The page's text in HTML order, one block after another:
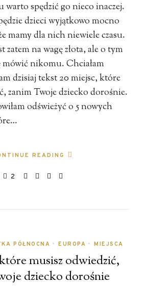
warto spędzić go nieco inaczej.
dzieci wyjątkowo mocno
mamy dla nich niewiele czasu.
zatem na wagę złota, ale o tym
mówić nikomu. Chciałam
dzisiaj tekst 20 miejsc, które
zanim Twoje dziecko dorośnie.
odświeżyć o 5 nowych
READING
2
PÓŁNOCNA • EUROPA • MIEJSCA
musisz odwiedzić,
dziecko dorośnie